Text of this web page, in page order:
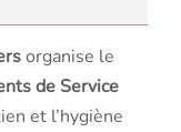
organise le
de Service
et l’hygiène